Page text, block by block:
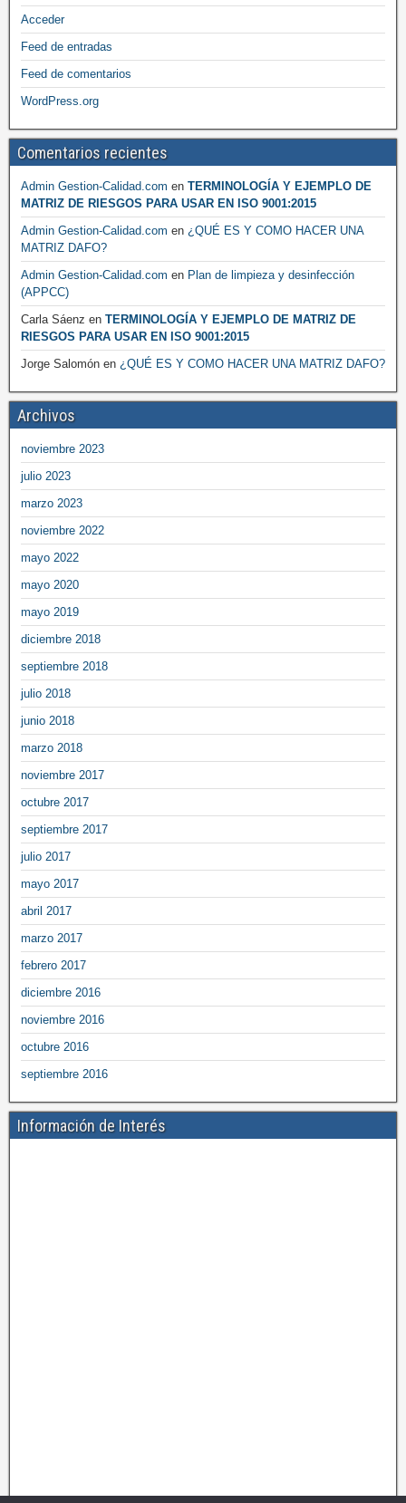
Acceder
Feed de entradas
Feed de comentarios
WordPress.org
Comentarios recientes
Admin Gestion-Calidad.com en TERMINOLOGÍA Y EJEMPLO DE
MATRIZ DE RIESGOS PARA USAR EN ISO 9001:2015
Admin Gestion-Calidad.com en ¿QUÉ ES Y COMO HACER UNA
MATRIZ DAFO?
Admin Gestion-Calidad.com en Plan de limpieza y desinfección
(APPCC)
Carla Sáenz en TERMINOLOGÍA Y EJEMPLO DE MATRIZ DE
RIESGOS PARA USAR EN ISO 9001:2015
Jorge Salomón en ¿QUÉ ES Y COMO HACER UNA MATRIZ DAFO?
Archivos
noviembre 2023
julio 2023
marzo 2023
noviembre 2022
mayo 2022
mayo 2020
mayo 2019
diciembre 2018
septiembre 2018
julio 2018
junio 2018
marzo 2018
noviembre 2017
octubre 2017
septiembre 2017
julio 2017
mayo 2017
abril 2017
marzo 2017
febrero 2017
diciembre 2016
noviembre 2016
octubre 2016
septiembre 2016
Información de Interés